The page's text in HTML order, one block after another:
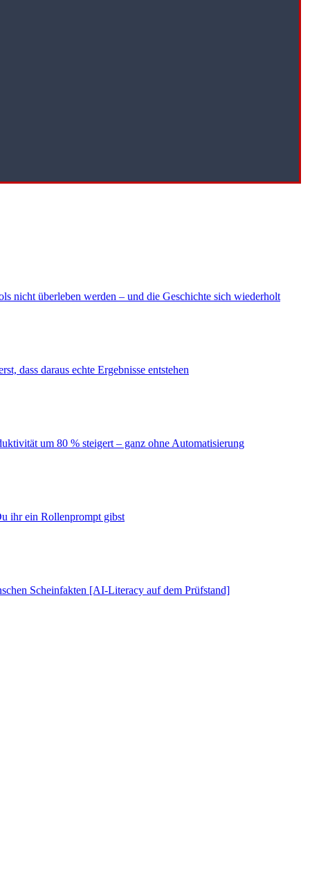
nicht überleben werden – und die Geschichte sich wiederholt
dass daraus echte Ergebnisse entstehen
um 80 % steigert – ganz ohne Automatisierung
ihr ein Rollenprompt gibst
Scheinfakten [AI-Literacy auf dem Prüfstand]